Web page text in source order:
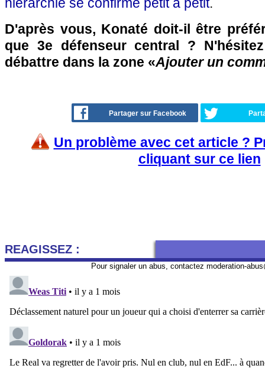
D'après vous, Konaté doit-il être
que 3e défenseur central ?
débattre dans la zone «Ajouter un
Partager sur Facebook
Un problème avec cet article ?
cliquant sur ce lien
REAGISSEZ :
Pour signaler un abus, contactez moderation-